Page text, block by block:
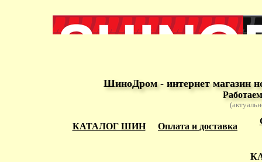
ШиноДром - интернет магазин
КАТАЛОГ ШИН Оплата и доставка